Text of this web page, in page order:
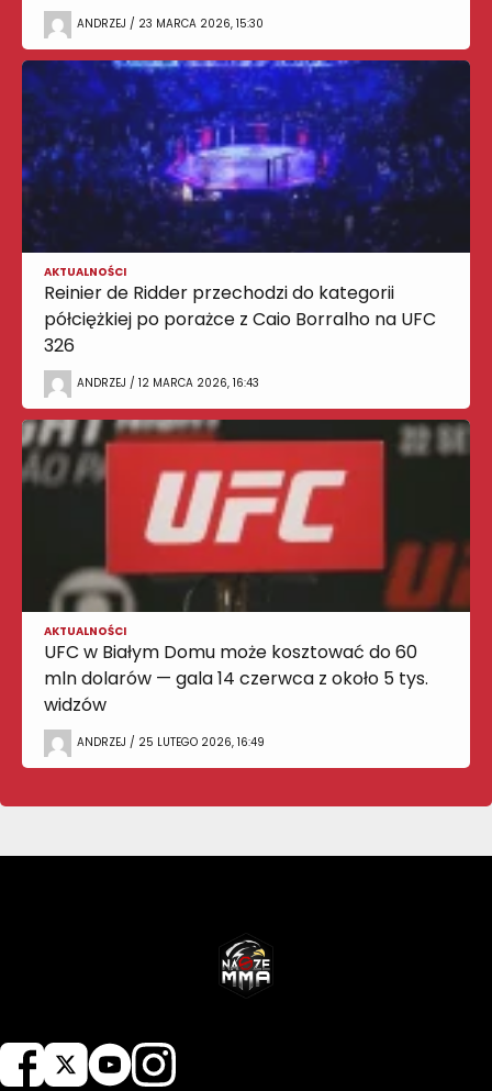
ANDRZEJ / 23 MARCA 2026, 15:30
AKTUALNOŚCI
Reinier de Ridder przechodzi do kategorii
półciężkiej po porażce z Caio Borralho na UFC
326
ANDRZEJ / 12 MARCA 2026, 16:43
AKTUALNOŚCI
UFC w Białym Domu może kosztować do 60
mln dolarów — gala 14 czerwca z około 5 tys.
widzów
ANDRZEJ / 25 LUTEGO 2026, 16:49